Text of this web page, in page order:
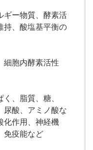
ギー物質、酵素活
持、酸塩基平衡の
細胞内酵素活性
、脂質、糖、
尿酸、アミノ酸な
化作用、神経機
免疫能など